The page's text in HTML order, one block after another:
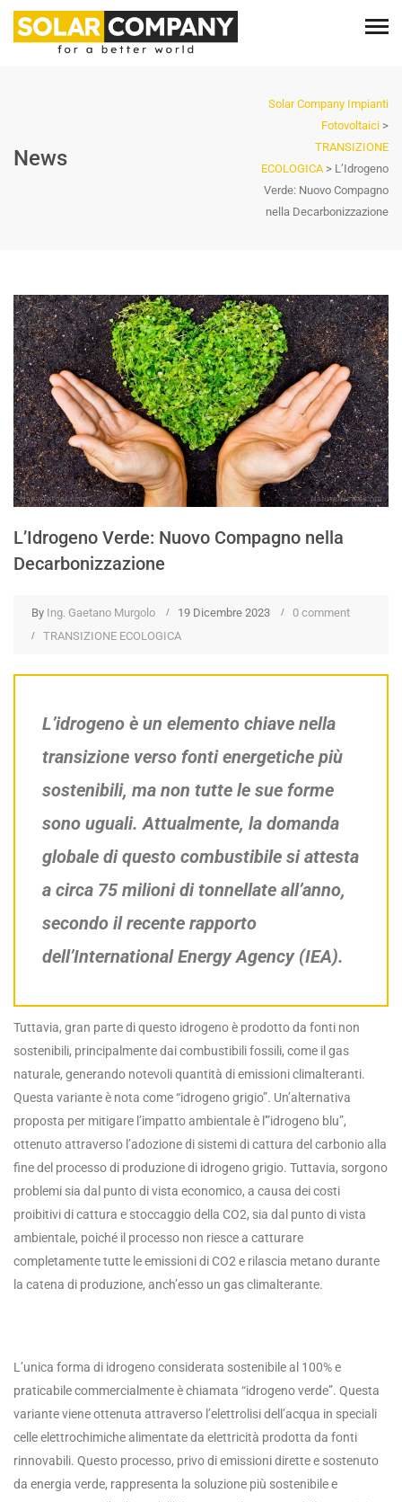
News
Solar Company Impianti
Fotovoltaici >
TRANSIZIONE
ECOLOGICA> L’Idrogeno
Verde: Nuovo Compagno
nella Decarbonizzazione
L’Idrogeno Verde: Nuovo Compagno nella
Decarbonizzazione
By Ing. Gaetano Murgolo 19 Dicembre 2023
0 comment
TRANSIZIONE ECOLOGICA
L’idrogeno è un elemento chiave nella
transizione verso fonti energetiche più
sostenibili, ma non tutte le sue forme
sono uguali. Attualmente, la domanda
globale di questo combustibile si attesta
a circa 75 milioni di tonnellate all’anno,
secondo il recente rapporto
dell’International Energy Agency (IEA).
Tuttavia, gran parte di questo idrogeno è prodotto da fonti non
sostenibili, principalmente dai combustibili fossili, come il gas
naturale, generando notevoli quantità di emissioni climalteranti.
Questa variante è nota come “idrogeno grigio”. Un’alternativa
proposta per mitigare l’impatto ambientale è l'”idrogeno blu”,
ottenuto attraverso l’adozione di sistemi di cattura del carbonio alla
fine del processo di produzione di idrogeno grigio. Tuttavia, sorgono
problemi sia dal punto di vista economico, a causa dei costi
proibitivi di cattura e stoccaggio della CO2, sia dal punto di vista
ambientale, poiché il processo non riesce a catturare
completamente tutte le emissioni di CO2 e rilascia metano durante
la catena di produzione, anch’esso un gas climalterante.
L’unica forma di idrogeno considerata sostenibile al 100% e
praticabile commercialmente è chiamata “idrogeno verde”. Questa
variante viene ottenuta attraverso l’elettrolisi dell’acqua in speciali
celle elettrochimiche alimentate da elettricità prodotta da fonti
rinnovabili. Questo processo, privo di emissioni dirette e sostenuto
da energia verde, rappresenta la soluzione più sostenibile e